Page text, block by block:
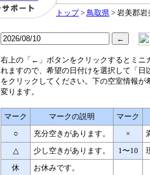
トップ> 鳥取県 > 岩美郡岩
右上の「←」ボタンをクリックするとミニ
れますので、希望の日付けを選択して「日
をクリックしてください。下の空室情報が
変ります。
マーク マークの説明
マーク
○
充分空きがあります。 ×
△
少し空きがあります。 1〜10
休
お休みです。